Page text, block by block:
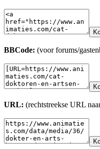
BBCode: (voor forums/
URL: (rechtstreekse URL